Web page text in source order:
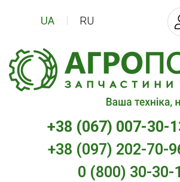
+38 (067) 007-30-
+38 (097) 202-70-
0 (800) 30-30-
UA RU